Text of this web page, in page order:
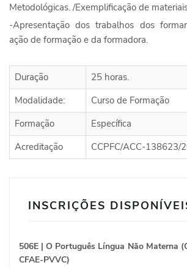
Metodológicas. /Exemplificação de
-Apresentação dos trabalhos dos
ação de formação e da formadora.
Duração
25 horas.
Modalidade:
Curso de Formação
Formação
Específica
Acreditação
CCPFC/ACC-138623/
INSCRIÇÕES
506E | O Português Língua Não Materna
CFAE-PVVC)